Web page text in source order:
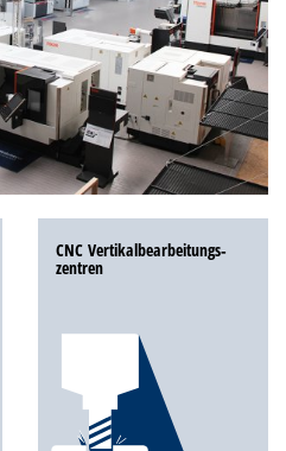
CNC Vertikalbearbeitungs­
zentren